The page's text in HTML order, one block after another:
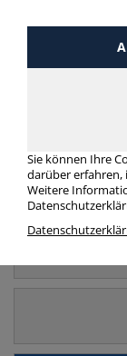
Sie können Ihre
darüber erfahren,
Weitere